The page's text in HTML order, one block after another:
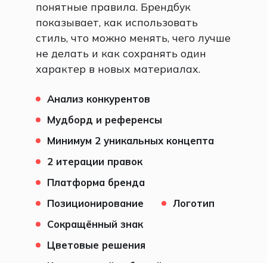
понятные правила. Брендбук
показывает, как использовать
стиль, что можно менять, чего лучше
не делать и как сохранять один
характер в новых материалах.
Анализ конкурентов
Мудборд и референсы
Минимум 2 уникальных концепта
2 итерации правок
Платформа бренда
Позиционирование
Логотип
Сокращённый знак
Цветовые решения